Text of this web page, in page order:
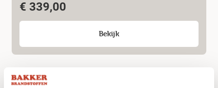
€ 339,00
Bekijk